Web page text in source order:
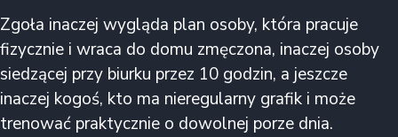
Zgoła inaczej wygląda plan osoby, która pracuje
fizycznie i wraca do domu zmęczona, inaczej osoby
siedzącej przy biurku przez 10 godzin, a jeszcze
inaczej kogoś, kto ma nieregularny grafik i może
trenować praktycznie o dowolnej porze dnia.